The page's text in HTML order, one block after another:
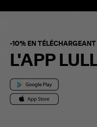
-10% EN TÉLÉCHARGEANT
L'APP